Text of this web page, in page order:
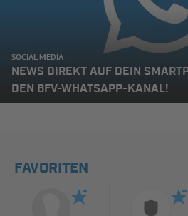
SOCIAL MEDIA
NEWS DIREKT AUF DEIN
DEN BFV-WHATSAPP-KANAL!
FAVORITEN